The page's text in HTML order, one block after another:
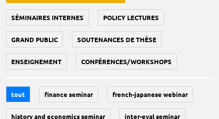
SÉMINAIRES INTERNES POLICY LECTURES
GRAND PUBLIC SOUTENANCES DE THÈSE
ENSEIGNEMENT CONFÉRENCES/WORKSHOPS
tout finance seminar french-japanese webinar
history and economics seminar inter-eval seminar